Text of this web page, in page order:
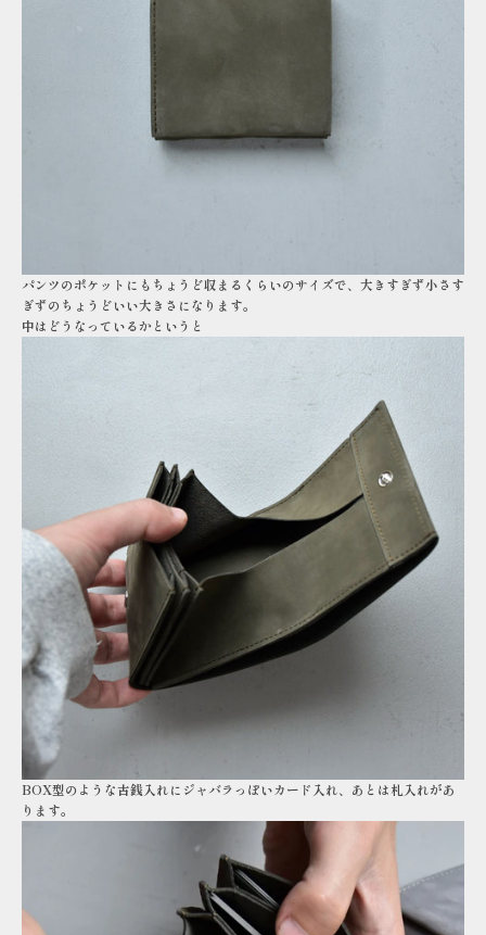
パンツのポケットにもちょうど収まるくらいのサイズで、大きすぎず小さす
ぎずのちょうどいい大きさになります。
中はどうなっているかというと
BOX型のような古銭入れにジャバラっぽいカード入れ、あとは札入れがあ
ります。